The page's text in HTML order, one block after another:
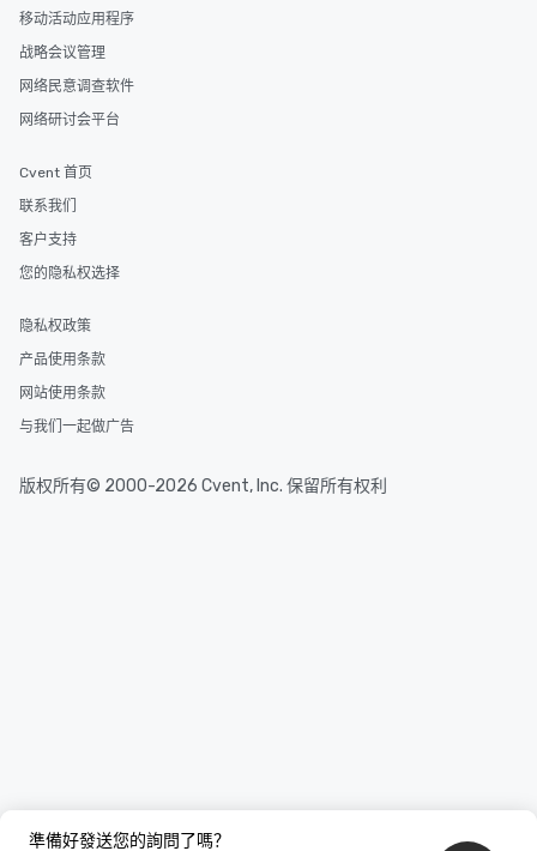
準備好發送您的詢問了嗎？
移动活动应用程序
战略会议管理
网络民意调查软件
网络研讨会平台
Cvent 首页
联系我们
客户支持
您的隐私权选择
隐私权政策
产品使用条款
网站使用条款
与我们一起做广告
版权所有© 2000-2026 Cvent, Inc. 保留所有权利